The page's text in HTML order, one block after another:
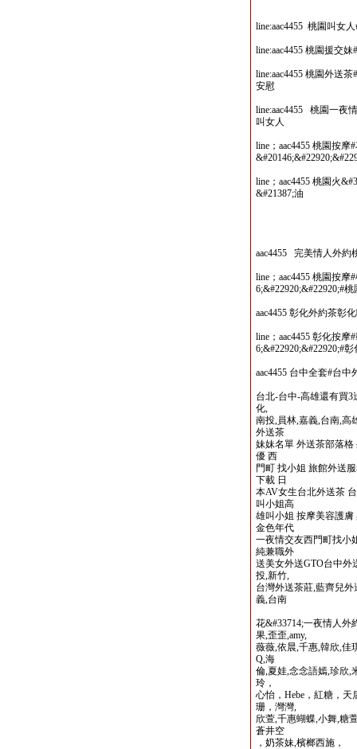
line:aac4455 桃園叫女
line:aac4455 桃園援交
line:aac4455 桃園外送
安慰
line:aac4455 桃園一夜
叫女人
line；aac4455 桃園按摩
line；aac4455 桃園火
&#21387;油
aac4455 完美情人外約
line；aac4455 桃園按摩
6;&#22920;&#22920;#
aac4455 彰化外約茶彰
line；aac4455 彰化按摩
6;&#22920;&#22920;#
aac4455 台中全套#台
台北-台中-高雄還有買
化,
南投,員林,嘉義,台南,高
外送茶
妹妹名單 外送茶部落格
優 西
門町 找小姐 旅館外送
下載 日
本AV女生台北外送茶
叫小姐高
雄叫小姐 按摩美容護
金色年代
一夜情交友西門町找小
純兼職外
送美女外送GTO台中外
投,新竹,
台灣外送茶莊,藍齊兒
義,台南
花&#33714;一夜情人外
果,歪歪,amy,
薇薇,依晨,千惠,韓欣,佳
Q,海
倫,夏娃,念念語嫣,珍欣,
玲，
心怡，Hebe，紅糖，
珊，灣灣,
欣萱,千惠蝴蝶,小舞,糖
蒼井空
，奶茶妹,檳榔西施，